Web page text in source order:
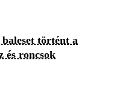
történt a
és roncsok